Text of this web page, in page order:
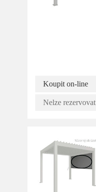
Koupit on-line
Nelze rezervovat